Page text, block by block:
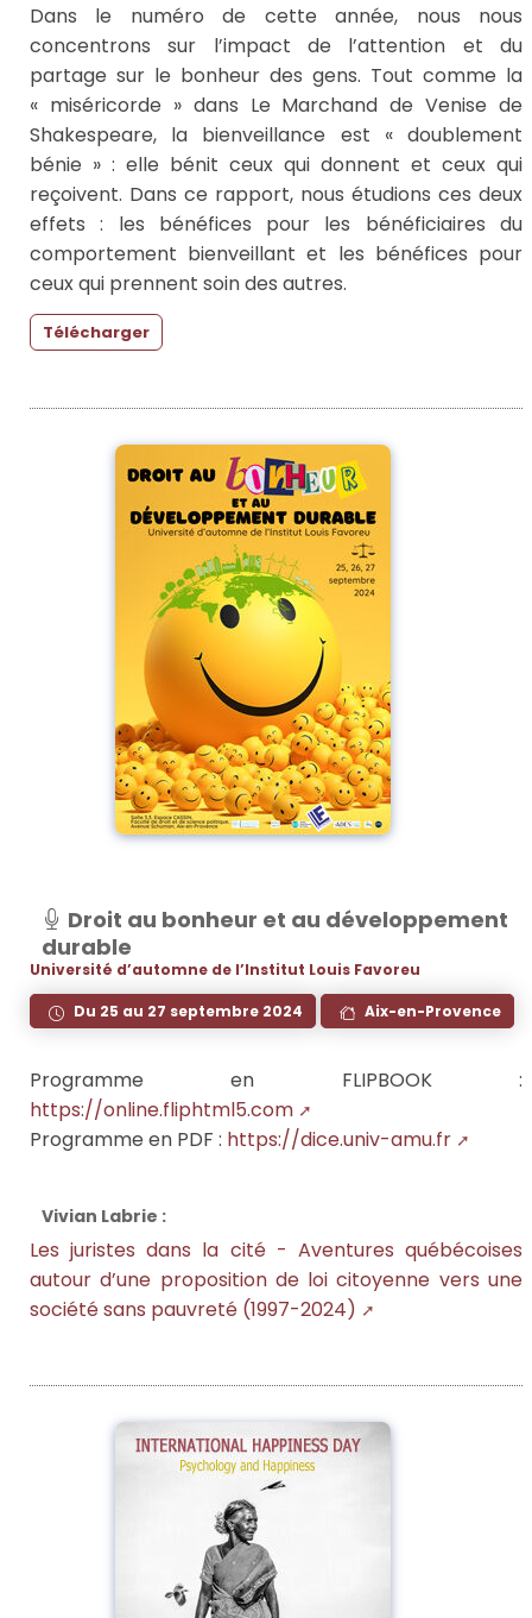
Dans le numéro de cette année, nous nous
concentrons sur l’impact de l’attention et du
partage sur le bonheur des gens. Tout comme la
« miséricorde » dans Le Marchand de Venise de
Shakespeare, la bienveillance est « doublement
bénie » : elle bénit ceux qui donnent et ceux qui
reçoivent. Dans ce rapport, nous étudions ces deux
effets : les bénéfices pour les bénéficiaires du
comportement bienveillant et les bénéfices pour
ceux qui prennent soin des autres.
Télécharger
Droit au bonheur et au développement
durable
Université d’automne de l’Institut Louis Favoreu
Du 25 au 27 septembre 2024 Aix-en-Provence
Programme en FLIPBOOK :
https://online.fliphtml5.com
Programme en PDF : https://dice.univ-amu.fr
Vivian Labrie :
Les juristes dans la cité - Aventures québécoises
autour d’une proposition de loi citoyenne vers une
société sans pauvreté (1997-2024)